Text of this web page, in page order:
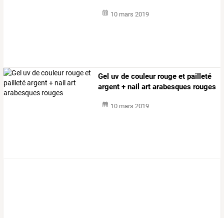
10 mars 2019
Gel uv de couleur rouge et pailleté
argent + nail art arabesques rouges
10 mars 2019